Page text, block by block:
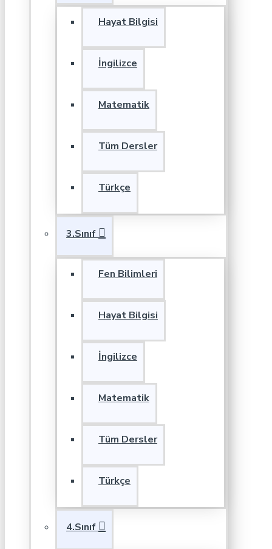
Hayat Bilgisi
İngilizce
Matematik
Tüm Dersler
Türkçe
3.Sınıf
Fen Bilimleri
Hayat Bilgisi
İngilizce
Matematik
Tüm Dersler
Türkçe
4.Sınıf